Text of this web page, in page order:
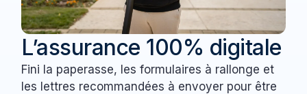
L’assurance 100% digitale
Fini la paperasse, les formulaires à rallonge et
les lettres recommandées à envoyer pour être